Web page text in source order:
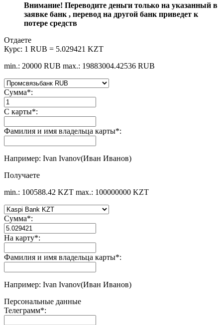
Внимание! Переводите деньги только на указанный в
заявке банк , перевод на другой банк приведет к
потере средств
Отдаете
Курс: 1 RUB = 5.029421 KZT
min.: 20000 RUB max.: 19883004.42536 RUB
Сумма*:
С карты*:
Фамилия и имя владельца карты*:
Например: Ivan Ivanov(Иван Иванов)
Получаете
min.: 100588.42 KZT max.: 100000000 KZT
Сумма*:
На карту*:
Фамилия и имя владельца карты*:
Например: Ivan Ivanov(Иван Иванов)
Персональные данные
Телеграмм*: